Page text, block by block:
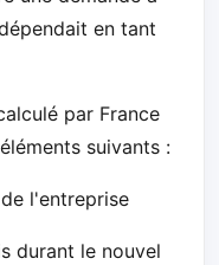
en tant
par France
suivants :
l'entreprise
durant le nouvel